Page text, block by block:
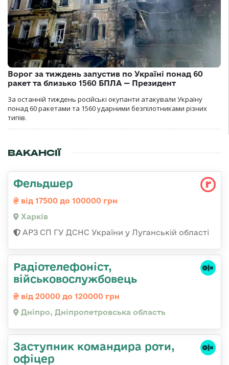
Ворог за тиждень запустив по Україні понад 60
ракет та близько 1560 БПЛА — Президент
За останній тиждень російські окупанти атакували Україну
понад 60 ракетами та 1560 ударними безпілотниками різних
типів.
ВАКАНСІЇ
Фельдшер
від 17500 до 100000 грн
Харків
АРЗ СП ГУ ДСНС України у Луганській області
Радіотелефоніст,
військовослужбовець
від 20000 до 120000 грн
Дніпро, Дніпропетровська область
Заступник командира роти,
офіцер